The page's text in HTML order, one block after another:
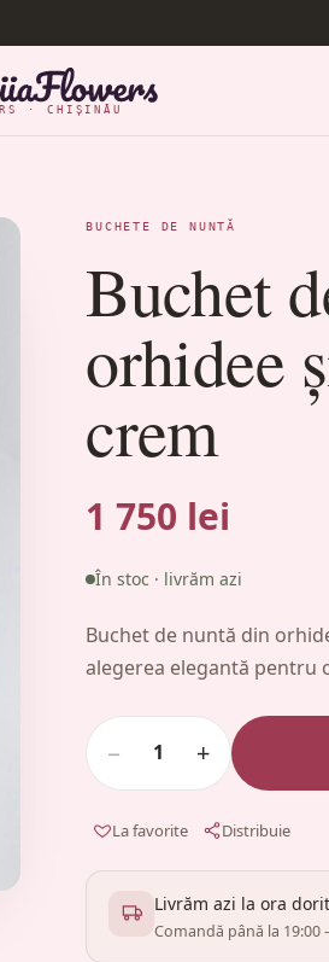
· CHIȘINĂU
BUCHETE DE NUNTĂ
Buchet
orhidee
crem
1 750 lei
În stoc · livrăm azi
Buchet de nuntă din
alegerea elegantă pentru
− 1 +
La favorite Distribuie
Livrăm azi la ora
Comandă până la